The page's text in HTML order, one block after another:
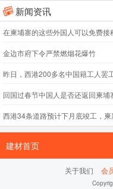
 新闻资讯
在柬埔寨的这些外国人可以免费接
金边市府下令严禁燃烟花爆竹
昨日，西港200多名中国籍工人罢
回国过春节中国人是否还返回柬埔
西港34条道路预计下月底竣工，柬
建材首页
关于我们 会